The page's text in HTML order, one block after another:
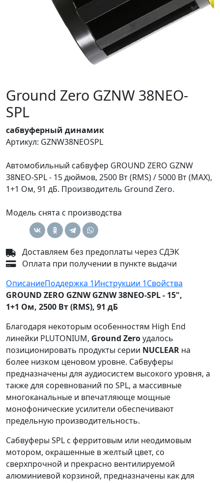
Ground Zero GZNW 38NEO-
SPL
cабвуферный динамик
Артикул: GZNW38NEOSPL
Автомобильный сабвуфер GROUND ZERO GZNW
38NEO-SPL - 15 дюймов, 2500 Вт (RMS) / 5000 Вт (MAX),
1+1 Ом, 91 дБ. Производитель Ground Zero.
Модель снята с производства
Доставляем без предоплаты через СДЭК
Оплата при получении в пункте выдачи
ОписаниеПоддержка 1Инструкции 1Свойства
GROUND ZERO GZNW GZNW 38NEO-SPL - 15",
1+1 Ом, 2500 Вт (RMS), 91 дБ
Благодаря некоторым особенностям High End
линейки PLUTONIUM, Ground Zeroудалось
позиционировать продукты серии NUCLEAR на
более низком ценовом уровне. Сабвуферы
предназначены для аудиосистем высокого уровня, а
также для соревнований по SPL, а массивные
многоканальные и впечатляюще мощные
монофонические усилители обеспечивают
предельную производительность.
Сабвуферы SPL с ферритовым или неодимовым
мотором, окрашенные в желтый цвет, со
сверхпрочной и прекрасно вентилируемой
алюминиевой корзиной, предназначены как для